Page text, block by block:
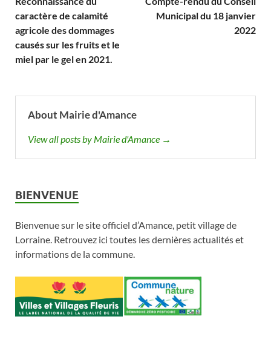
caractère de calamité
agricole des dommages
causés sur les fruits et le
miel par le gel en 2021.
Municipal du 18 janvier
2022
About Mairie d'Amance
View all posts by Mairie d'Amance →
BIENVENUE
Bienvenue sur le site officiel d’Amance, petit village de
Lorraine. Retrouvez ici toutes les dernières actualités et
informations de la commune.